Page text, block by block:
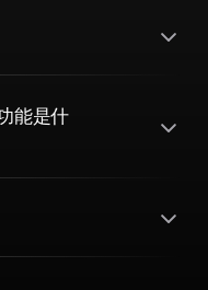
能是什